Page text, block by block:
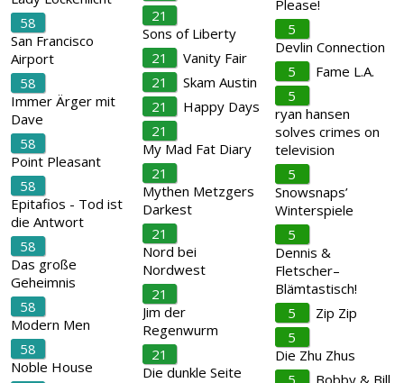
58
San Francisco
Airport
58
Immer Ärger mit
Dave
58
Point Pleasant
58
Epitafios - Tod ist
die Antwort
58
Das große
Geheimnis
58
Modern Men
58
Noble House
21
Sons of Liberty
21
Vanity Fair
21
Skam Austin
21
Happy Days
21
My Mad Fat Diary
21
Mythen Metzgers
Darkest
21
Nord bei
Nordwest
21
Jim der
Regenwurm
21
Die dunkle Seite
Please!
5
Devlin Connection
5
Fame L.A.
5
ryan hansen
solves crimes on
television
5
Snowsnaps’
Winterspiele
5
Dennis &
Fletscher–
Blämtastisch!
5
Zip Zip
5
Die Zhu Zhus
5
Bobby & Bill